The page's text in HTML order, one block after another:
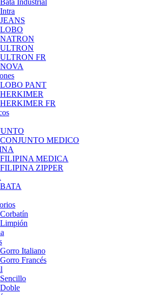
Bata Industrial
Intra
JEANS
LOBO
NATRON
ULTRON
ULTRON FR
NOVA
LOBO PANT
HERKIMER
HERKIMER FR
CONJUNTO MEDICO
FILIPINA MEDICA
FILIPINA ZIPPER
BATA
Corbatín
Limpión
Gorro Italiano
Gorro Francés
Sencillo
Doble